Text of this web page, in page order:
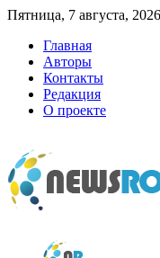
Пятница, 7 августа, 2026
Главная
Авторы
Контакты
Редакция
О проекте
newsroom.su
Новости о новостях